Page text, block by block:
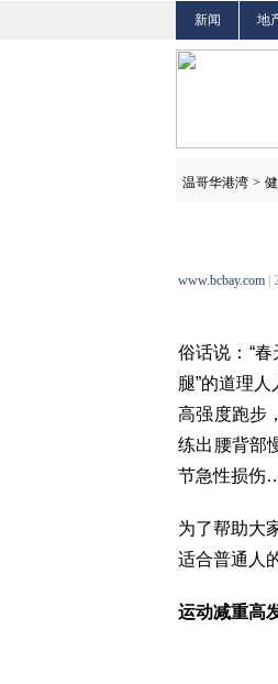
新闻 地
温哥华港湾 >
www.bcbay.com |
俗话说：“
腿”的道理
高强度跑步
练出腰背部
节急性损
为了帮助大
适合普通人
运动减重高